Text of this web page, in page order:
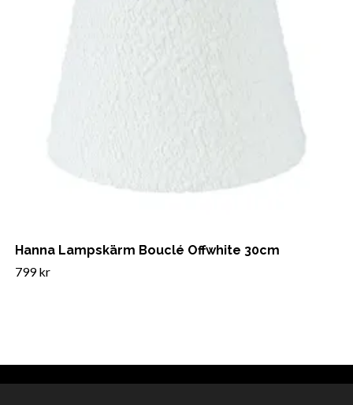
Hanna Lampskärm Bouclé Offwhite 30cm
799 kr